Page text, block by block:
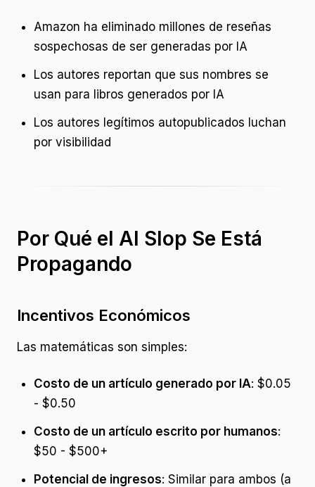
Amazon ha eliminado millones de reseñas
sospechosas de ser generadas por IA
Los autores reportan que sus nombres se
usan para libros generados por IA
Los autores legítimos autopublicados luchan
por visibilidad
Por Qué el AI Slop Se Está
Propagando
Incentivos Económicos
Las matemáticas son simples:
Costo de un artículo generado por IA: $0.05
- $0.50
Costo de un artículo escrito por humanos:
$50 - $500+
Potencial de ingresos: Similar para ambos (a